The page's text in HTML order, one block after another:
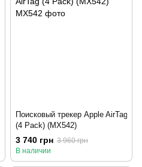
Поисковый трекер Apple AirTag
(4 Pack) (MX542)
3 740 грн 3 960 грн
В наличии